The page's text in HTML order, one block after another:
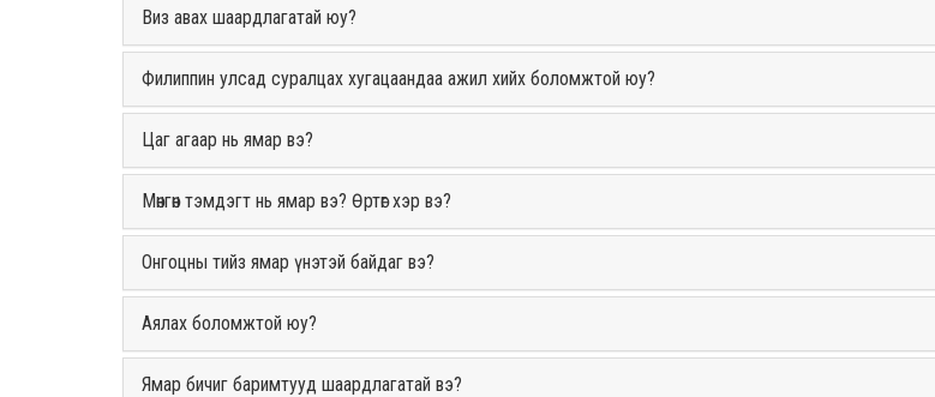
Виз авах шаардлагатай юу?
Филиппин улсад суралцах хугацаандаа ажил хийх боломжтой юу?
Цаг агаар нь ямар вэ?
Мөнгөн тэмдэгт нь ямар вэ? Өртөг хэр вэ?
Онгоцны тийз ямар үнэтэй байдаг вэ?
Аялах боломжтой юу?
Ямар бичиг баримтууд шаардлагатай вэ?